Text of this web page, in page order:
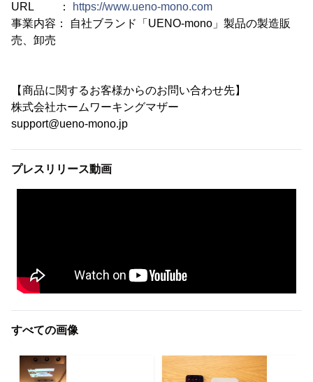
URL ：
https://www.ueno-mono.com
事業内容： 自社ブランド「UENO-mono」製品の製造販
売、卸売
【商品に関するお客様からのお問い合わせ先】
株式会社ホームワーキングマザー
support@ueno-mono.jp
プレスリリース動画
すべての画像